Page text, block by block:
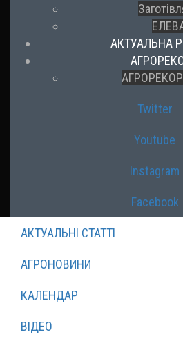
АКТУАЛЬНА
Twitter
Youtube
Instagram
Facebook
АКТУАЛЬНІ СТАТТІ
АГРОНОВИНИ
КАЛЕНДАР
ВІДЕО